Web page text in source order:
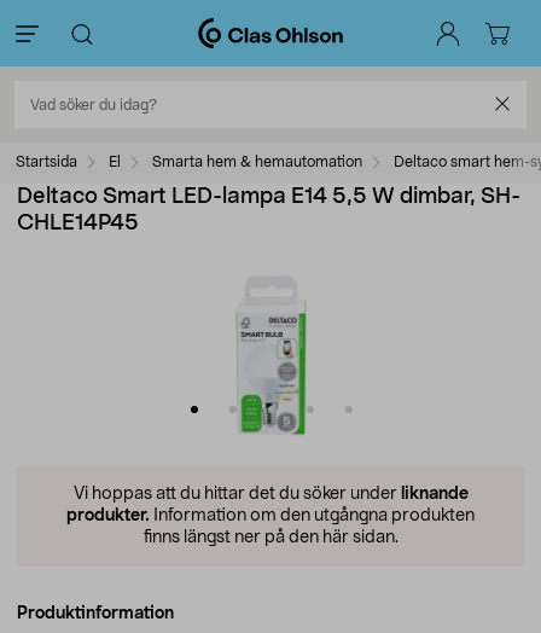
Startsida El Smarta hem & hemautomation Deltaco smart hem-
Deltaco Smart LED-lampa E14 5,5 W dimbar, SH-
CHLE14P45
Vi hoppas att du hittar det du söker under liknande
produkter. Information om den utgångna produkten
finns längst ner på den här sidan.
Produktinformation